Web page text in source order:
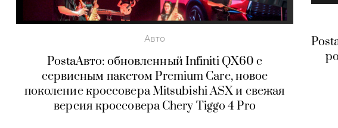
Авто
PostaАвто: обновленный Infiniti QX60 с
сервисным пакетом Premium Care, новое
поколение кроссовера Mitsubishi ASX и свежая
версия кроссовера Chery Tiggo 4 Pro